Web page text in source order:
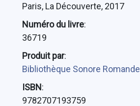
Paris, La Découverte, 2017
Numéro du livre:
36719
Produit par:
Bibliothèque Sonore Romande
ISBN:
9782707193759